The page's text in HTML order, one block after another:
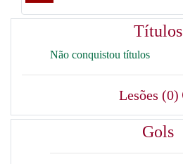
Títulos
Não conquistou títulos
Lesões (0)
Gols